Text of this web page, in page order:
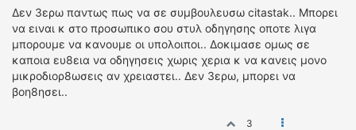
Δεν 3ερω παντως πως να σε συμβουλευσω citastak.. Μπορει
να ειναι κ στο προσωπικο σου στυλ οδηγησης οποτε λιγα
μπορουμε να κανουμε οι υπολοιποι.. Δοκιμασε ομως σε
καποια ευ8εια να οδηγησεις χωρις χερια κ να κανεις μονο
μικροδιορ8ωσεις αν χρειαστει.. Δεν 3ερω, μπορει να
βοη8ησει..
3